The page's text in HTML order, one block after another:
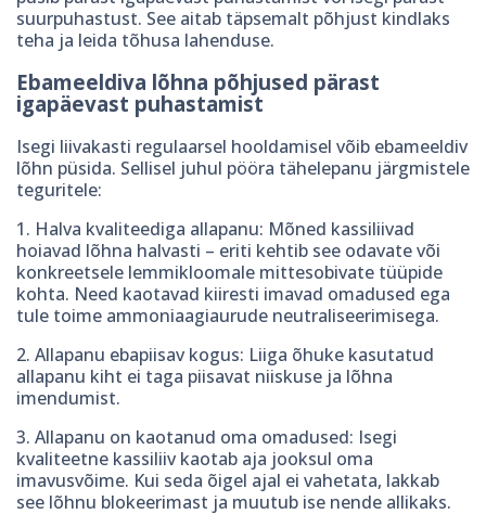
suurpuhastust. See aitab täpsemalt põhjust kindlaks
teha ja leida tõhusa lahenduse.
Ebameeldiva lõhna põhjused pärast
igapäevast puhastamist
Isegi liivakasti regulaarsel hooldamisel võib ebameeldiv
lõhn püsida. Sellisel juhul pööra tähelepanu järgmistele
teguritele:
1. Halva kvaliteediga allapanu: Mõned kassiliivad
hoiavad lõhna halvasti – eriti kehtib see odavate või
konkreetsele lemmikloomale mittesobivate tüüpide
kohta. Need kaotavad kiiresti imavad omadused ega
tule toime ammoniaagiaurude neutraliseerimisega.
2. Allapanu ebapiisav kogus: Liiga õhuke kasutatud
allapanu kiht ei taga piisavat niiskuse ja lõhna
imendumist.
3. Allapanu on kaotanud oma omadused: Isegi
kvaliteetne kassiliiv kaotab aja jooksul oma
imavusvõime. Kui seda õigel ajal ei vahetata, lakkab
see lõhnu blokeerimast ja muutub ise nende allikaks.